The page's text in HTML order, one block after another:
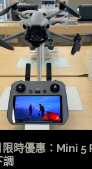
限時優惠：Mini 5